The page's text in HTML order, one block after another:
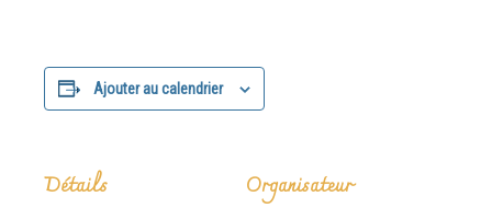
Ajouter au calendrier
Détails Organisateur